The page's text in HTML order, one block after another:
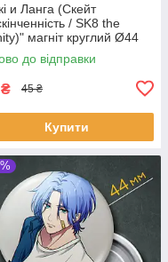
и Ланга (Скейт
/ SK8 the
магніт круглий Ø44
до відправки
₴ 45 ₴
Купити